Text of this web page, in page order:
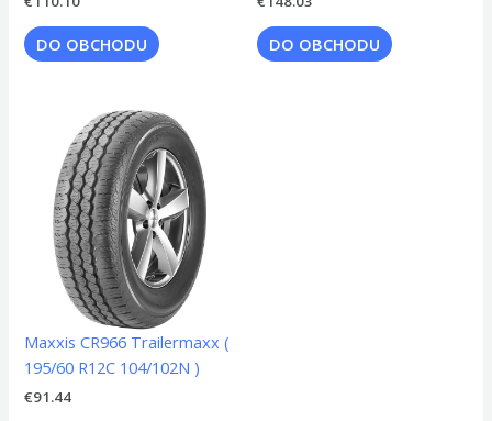
DO OBCHODU DO OBCHODU
Maxxis CR966 Trailermaxx (
195/60 R12C 104/102N )
€91.44